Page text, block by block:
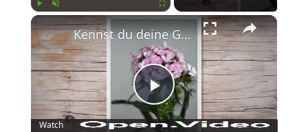
Fullscreen ×
Play
Kennst du deine Geburtsblume?
Watch